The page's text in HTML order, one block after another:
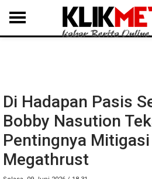
MEDAN LANGKAT DAIRI SAMOSIR
Di Hadapan Pasis
Bobby Nasution
Pentingnya
Megathrust